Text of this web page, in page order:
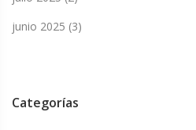
junio 2025 (3)
Categorías